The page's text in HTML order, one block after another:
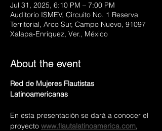
Jul 31, 2025, 6:10 PM – 7:00 PM
Auditorio ISMEV, Circuito No. 1 Reserva
Territorial, Arco Sur, Campo Nuevo, 91097
Xalapa-Enríquez, Ver., México
About the event
Red de Mujeres Flautistas
Latinoamericanas
En esta presentación se dará a conocer el
proyecto www.flautalatinoamerica.com,